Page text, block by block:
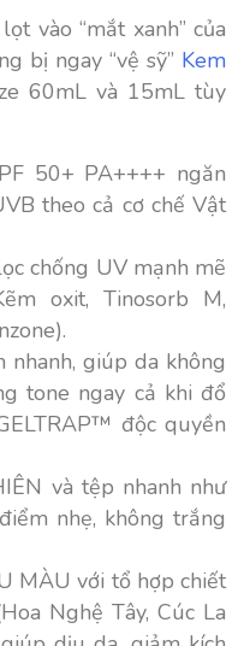
vào “mắt xanh” của
bị ngay “vệ sỹ” Kem
60mL và 15mL tùy
50+ PA++++ ngăn
theo cả cơ chế Vật
chống UV mạnh mẽ
oxit, Tinosorb M,
nhanh, giúp da không
tone ngay cả khi đổ
độc quyền
và tệp nhanh như
nhẹ, không trắng
MÀU với tổ hợp chiết
Nghệ Tây, Cúc La